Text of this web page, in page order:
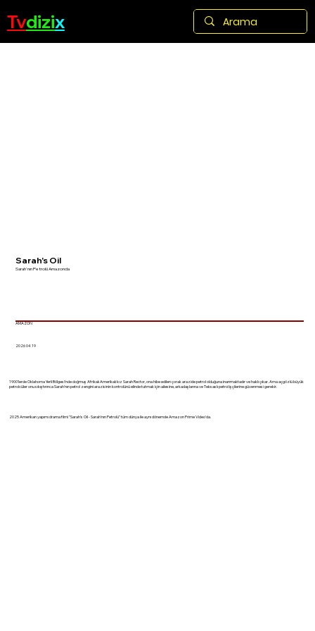
Tvdizix
Sarah's Oil
Sarah'nın Petrolü Amazonda
AMAZON
2026 04 19
1900'lerde Oklahoma Yerli Bölgesi'nde doğmuş Afrikalı Amerikalı kız Sarah Rector, ona hibe edilen çorak arazide petrol olduğuna inanmaktadır ve haklı çıkar. Ama açgözlü büyük
petrolcüler onu sıkıştırınca Sarah'nın petrol zengini arazisinin kontrolünü elinde tutmak için ailesine, arkadaşlarına ve Teksaslı petrol işçilerine güvenmesi gerekir.
2025 Amerikan yapımı drama filmi "Sarah's Oil - Sarah'nın Petrolü" tüm dünya ile aynı dönemde Amazon Prime Video'da.